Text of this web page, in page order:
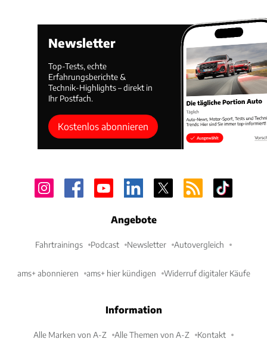
Newsletter
Top-Tests, echte
Erfahrungsberichte &
Technik-Highlights – direkt in
Ihr Postfach.
Kostenlos abonnieren
Angebote
Fahrtrainings Podcast Newsletter Autovergleich
ams+ abonnieren ams+ hier kündigen Widerruf digitaler Käufe
Information
Alle Marken von A-Z Alle Themen von A-Z Kontakt